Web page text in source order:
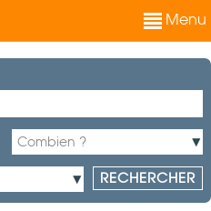
Menu